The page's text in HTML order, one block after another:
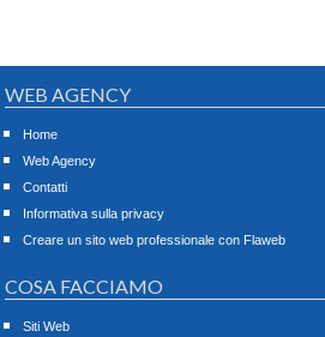
WEB AGENCY
Home
Web Agency
Contatti
Informativa sulla privacy
Creare un sito web professionale con Flaweb
COSA FACCIAMO
Siti Web